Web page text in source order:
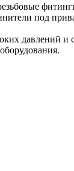
под
давлений и